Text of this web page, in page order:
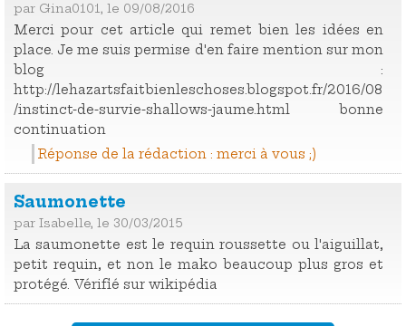
par Gina0101, le 09/08/2016
Merci pour cet article qui remet bien les idées en
place. Je me suis permise d'en faire mention sur mon
blog :
http://lehazartsfaitbienleschoses.blogspot.fr/2016/08
/instinct-de-survie-shallows-jaume.html bonne
continuation
Réponse de la rédaction : merci à vous ;)
Saumonette
par Isabelle, le 30/03/2015
La saumonette est le requin roussette ou l'aiguillat,
petit requin, et non le mako beaucoup plus gros et
protégé. Vérifié sur wikipédia